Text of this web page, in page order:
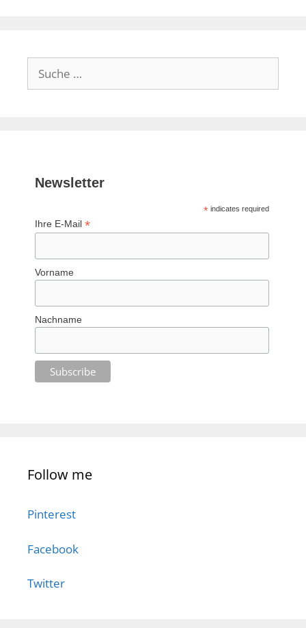
Suche
nach:
Newsletter
*indicates required
Ihre E-Mail*
Vorname
Nachname
Follow me
Pinterest
Facebook
Twitter